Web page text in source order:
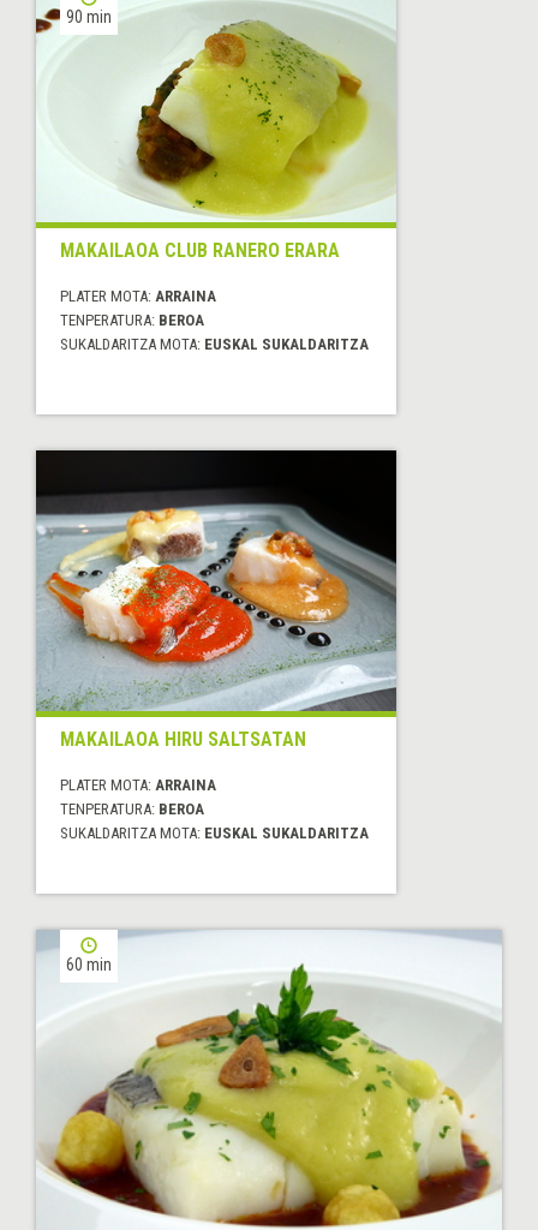
90 min
MAKAILAOA CLUB RANERO ERARA
PLATER MOTA: ARRAINA
TENPERATURA: BEROA
SUKALDARITZA MOTA: EUSKAL SUKALDARITZA
MAKAILAOA HIRU SALTSATAN
PLATER MOTA: ARRAINA
TENPERATURA: BEROA
SUKALDARITZA MOTA: EUSKAL SUKALDARITZA
60 min